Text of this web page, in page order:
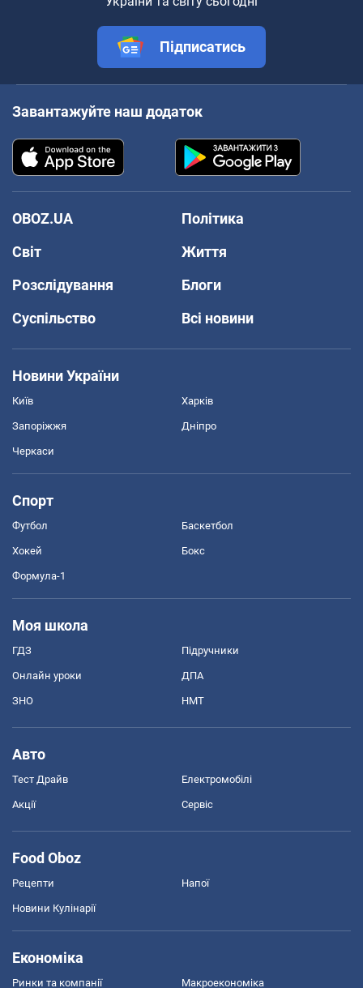
Підписатись
Завантажуйте наш додаток
OBOZ.UA
Політика
Світ
Життя
Розслідування
Блоги
Суспільство
Всі новини
Новини України
Київ Харків
Запоріжжя Дніпро
Черкаси
Спорт
Футбол Баскетбол
Хокей Бокс
Формула-1
Моя школа
ГДЗ Підручники
Онлайн уроки ДПА
ЗНО НМТ
Авто
Тест Драйв Електромобілі
Акції Сервіс
Food Oboz
Рецепти Напої
Новини Кулінарії
Економіка
Ринки та компанії Макроекономіка